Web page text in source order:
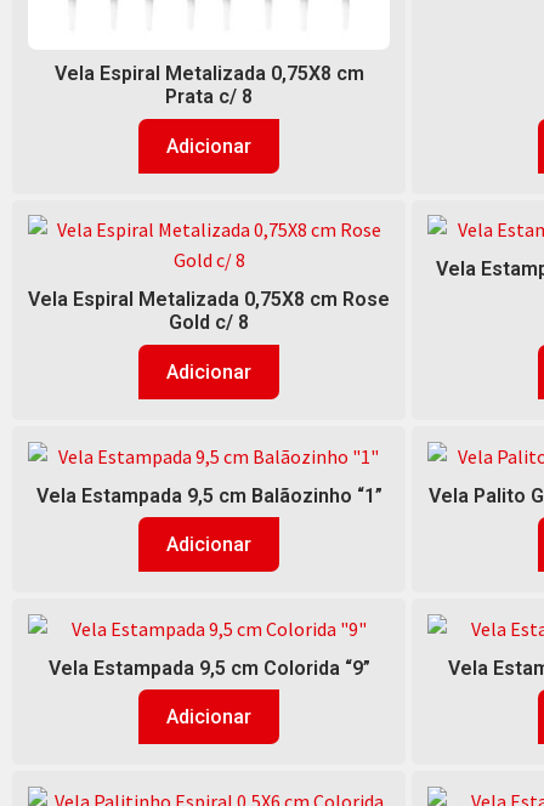
Vela Espiral Metalizada 0,75X8 cm
Prata c/ 8
Adicionar
Vela Espiral Metalizada 0,75X8 cm Rose
Gold c/ 8
Adicionar
Vela
Vela Estampada 9,5 cm Balãozinho “1”
Adicionar
Vela Palito
Vela Estampada 9,5 cm Colorida “9”
Adicionar
Vela